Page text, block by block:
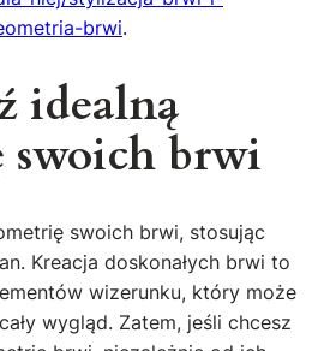
brwi.
idealną
swoich brwi
swoich brwi, stosując
Kreacja doskonałych brwi to
wizerunku, który może
wygląd. Zatem, jeśli chcesz